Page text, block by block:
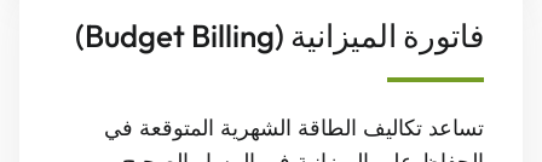
فاتورة الميزانية (Budget Billing)
تساعد تكاليف الطاقة الشهرية المتوقعة في